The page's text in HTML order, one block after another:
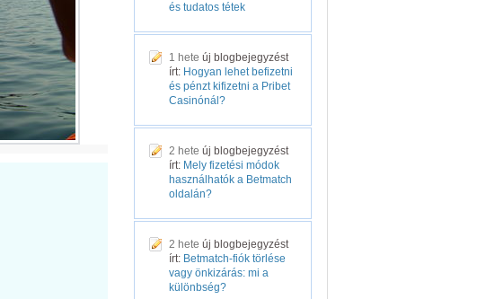
és tudatos tétek
1 hete új blogbejegyzést
írt: Hogyan lehet befizetni
és pénzt kifizetni a Pribet
Casinónál?
2 hete új blogbejegyzést
írt: Mely fizetési módok
használhatók a Betmatch
oldalán?
2 hete új blogbejegyzést
írt: Betmatch-fiók törlése
vagy önkizárás: mi a
különbség?